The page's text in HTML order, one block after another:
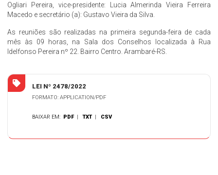
Ogliari Pereira, vice-presidente: Lucia Almerinda Vieira Ferreira
Macedo e secretário (a): Gustavo Vieira da Silva.
As reuniões são realizadas na primeira segunda-feira de cada
mês às 09 horas, na Sala dos Conselhos localizada à Rua
Idelfonso Pereira nº 22. Bairro Centro. Arambaré-RS.
LEI Nº 2478/2022
FORMATO: APPLICATION/PDF
BAIXAR EM: PDF |TXT | CSV